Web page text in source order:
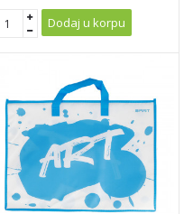
Dodaj u korpu